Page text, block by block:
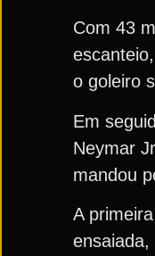
Com 43
o goleiro
Em
Neymar
mandou
A